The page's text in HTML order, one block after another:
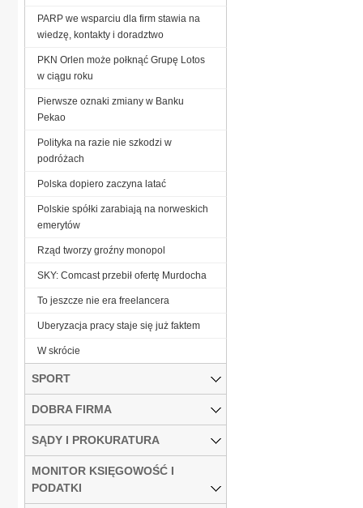
PARP we wsparciu dla firm stawia na
wiedzę, kontakty i doradztwo
PKN Orlen może połknąć Grupę Lotos
w ciągu roku
Pierwsze oznaki zmiany w Banku
Pekao
Polityka na razie nie szkodzi w
podróżach
Polska dopiero zaczyna latać
Polskie spółki zarabiają na norweskich
emerytów
Rząd tworzy groźny monopol
SKY: Comcast przebił ofertę Murdocha
To jeszcze nie era freelancera
Uberyzacja pracy staje się już faktem
W skrócie
SPORT
DOBRA FIRMA
SĄDY I PROKURATURA
MONITOR KSIĘGOWOŚĆ I
PODATKI